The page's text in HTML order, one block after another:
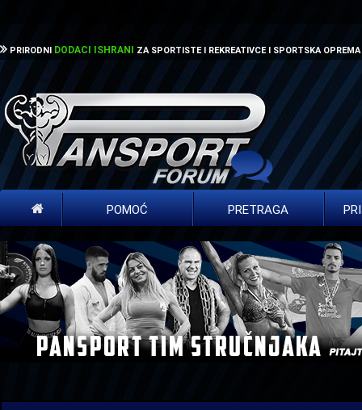
PRIRODNI DODACI ISHRANI ZA SPORTISTE I REKREATIVCE I SPORTSKA OPREMA
POMOĆ PRETRAGA